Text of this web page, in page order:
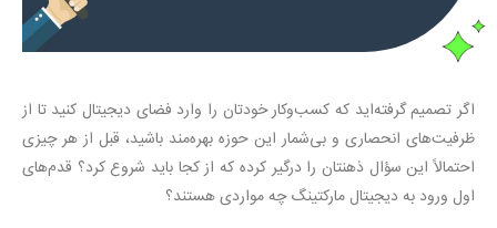
اگر تصمیم گرفته‌اید که کسب‌وکار خودتان را وارد فضای دیجیتال کنید تا از
ظرفیت‌های انحصاری و بی‌شمار این حوزه بهره‌مند باشید، قبل از هر چیزی
احتمالاً این سؤال ذهنتان را درگیر کرده که از کجا باید شروع کرد؟ قدم‌های
اول ورود به دیجیتال مارکتینگ چه مواردی هستند؟